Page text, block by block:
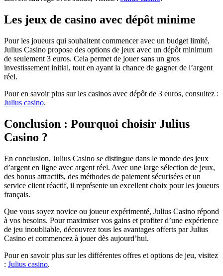
Les jeux de casino avec dépôt minime
Pour les joueurs qui souhaitent commencer avec un budget limité,
Julius Casino propose des options de jeux avec un dépôt minimum
de seulement 3 euros. Cela permet de jouer sans un gros
investissement initial, tout en ayant la chance de gagner de l’argent
réel.
Pour en savoir plus sur les casinos avec dépôt de 3 euros, consultez :
Julius casino.
Conclusion : Pourquoi choisir Julius
Casino ?
En conclusion, Julius Casino se distingue dans le monde des jeux
d’argent en ligne avec argent réel. Avec une large sélection de jeux,
des bonus attractifs, des méthodes de paiement sécurisées et un
service client réactif, il représente un excellent choix pour les joueurs
français.
Que vous soyez novice ou joueur expérimenté, Julius Casino répond
à vos besoins. Pour maximiser vos gains et profiter d’une expérience
de jeu inoubliable, découvrez tous les avantages offerts par Julius
Casino et commencez à jouer dès aujourd’hui.
Pour en savoir plus sur les différentes offres et options de jeu, visitez
: Julius casino.